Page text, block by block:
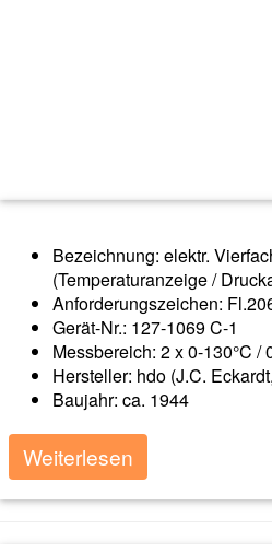
Bezeichnung: elektr.
(Temperaturanzeige /
Anforderungszeichen:
Gerät-Nr.: 127-1069 C-1
Messbereich: 2 x 0-130°C /
Hersteller: hdo (J.C.
Baujahr: ca. 1944
Weiterlesen